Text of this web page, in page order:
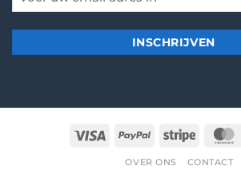
*
Visa PayPal Stripe
OVER ONS CONTACT